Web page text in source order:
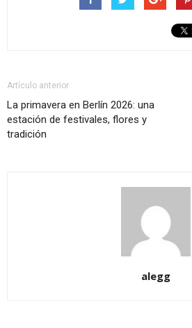
Artículo anterior
La primavera en Berlín 2026: una
estación de festivales, flores y
tradición
alegg